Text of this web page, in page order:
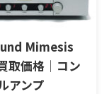
Mimesis
取価格｜コン
アンプ